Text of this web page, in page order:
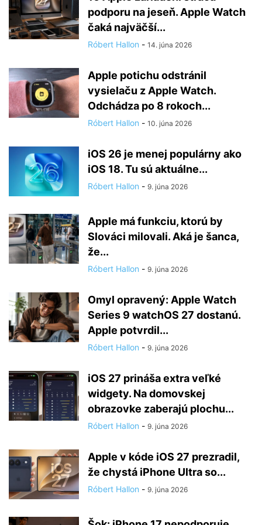
podporu na jeseň. Apple Watch
čaká najväčší...
Róbert Hallon - 14. júna 2026
Apple potichu odstránil
vysielaču z Apple Watch.
Odchádza po 8 rokoch...
Róbert Hallon - 10. júna 2026
iOS 26 je menej populárny ako
iOS 18. Tu sú aktuálne...
Róbert Hallon - 9. júna 2026
Apple má funkciu, ktorú by
Slováci milovali. Aká je šanca,
že...
Róbert Hallon - 9. júna 2026
Omyl opravený: Apple Watch
Series 9 watchOS 27 dostanú.
Apple potvrdil...
Róbert Hallon - 9. júna 2026
iOS 27 prináša extra veľké
widgety. Na domovskej
obrazovke zaberajú plochu...
Róbert Hallon - 9. júna 2026
Apple v kóde iOS 27 prezradil,
že chystá iPhone Ultra so...
Róbert Hallon - 9. júna 2026